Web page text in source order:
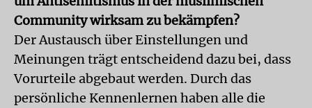
Community wirksam zu bekämpfen?
Der Austausch über Einstellungen und
Meinungen trägt entscheidend dazu bei, dass
Vorurteile abgebaut werden. Durch das
persönliche Kennenlernen haben alle die